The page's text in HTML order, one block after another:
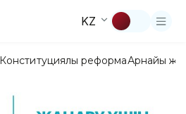
KZ
Конституциялық реформаАрнайы